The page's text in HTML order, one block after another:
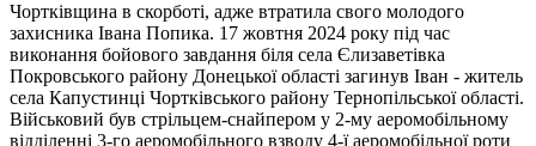
Чортківщина в скорботі, адже втратила свого молодого
захисника Івана Попика. 17 жовтня 2024 року під час
виконання бойового завдання біля села Єлизаветівка
Покровського району Донецької області загинув Іван - житель
села Капустинці Чортківського району Тернопільської області.
Військовий був стрільцем-снайпером у 2-му аеромобільному
відділенні 3-го аеромобільного взводу 4-ї аеромобільної роти